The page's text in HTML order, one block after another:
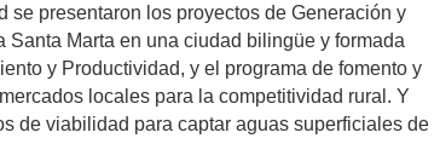
presentaron los proyectos de Generación y
Marta en una ciudad bilingüe y formada
y Productividad, y el programa de fomento y
locales para la competitividad rural. Y
de viabilidad para captar aguas superficiales de